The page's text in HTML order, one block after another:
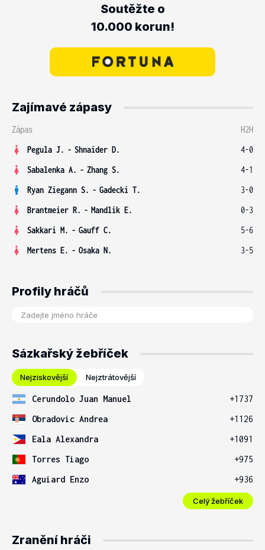
Soutěžte o
10.000 korun!
Zajímavé zápasy
Zápas
H2H
Pegula J. - Shnaider D.
4-0
Sabalenka A. - Zhang S.
4-1
Ryan Ziegann S. - Gadecki T.
3-0
Brantmeier R. - Mandlik E.
0-3
Sakkari M. - Gauff C.
5-6
Mertens E. - Osaka N. 3-5
Profily hráčů
Sázkařský žebříček
Nejziskovější Nejztrátovější
Cerundolo Juan Manuel
+1737
Obradovic Andrea
+1126
Eala Alexandra
+1091
Torres Tiago
+975
Aguiard Enzo
+936
Celý žebříček
Zranění hráči